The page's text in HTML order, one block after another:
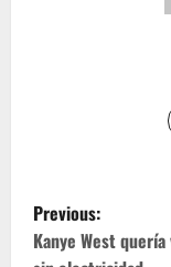
P
o
Previous:
Kanye West